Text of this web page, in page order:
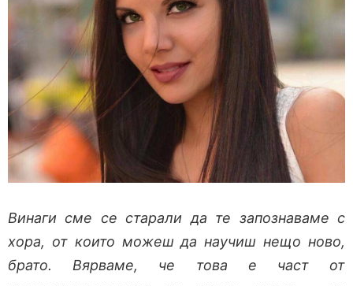
Винаги сме се старали да те запознаваме с
хора, от които можеш да научиш нещо ново,
брато. Вярваме, че това е част от